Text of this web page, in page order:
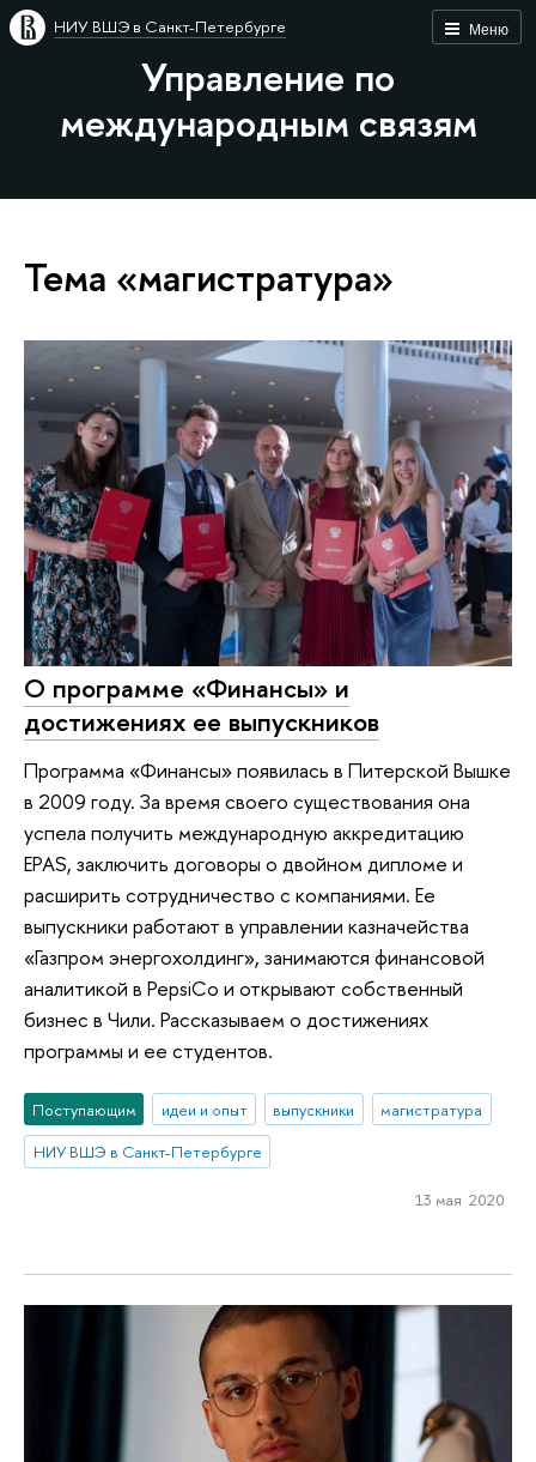
Меню
НИУ ВШЭ в Санкт-Петербурге
Управление по
международным связям
Тема «магистратура»
О программе «Финансы» и
достижениях ее выпускников
Программа «Финансы» появилась в Питерской Вышке
в 2009 году. За время своего существования она
успела получить международную аккредитацию
EPAS, заключить договоры о двойном дипломе и
расширить сотрудничество с компаниями. Ее
выпускники работают в управлении казначейства
«Газпром энергохолдинг», занимаются финансовой
аналитикой в PepsiCo и открывают собственный
бизнес в Чили. Рассказываем о достижениях
программы и ее студентов.
Поступающим идеи и опыт выпускники
магистратура
НИУ ВШЭ в Санкт-Петербурге
13 мая 2020